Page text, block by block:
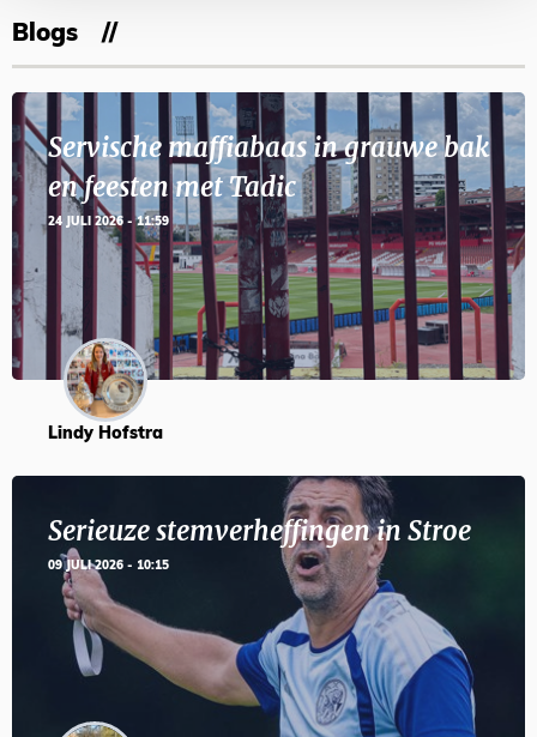
Blogs
Servische maffiabaas in grauwe bak
en feesten met Tadic
24 JULI 2026 - 11:59
Lindy Hofstra
Serieuze stemverheffingen in Stroe
09 JULI 2026 - 10:15